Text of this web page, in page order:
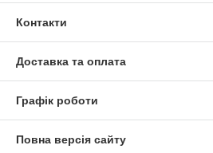
Контакти
Доставка та оплата
Графік роботи
Повна версія сайту